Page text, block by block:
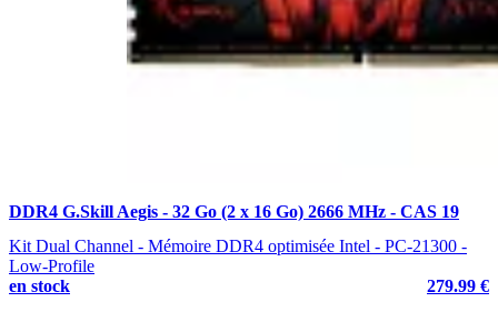
DDR4 G.Skill Aegis - 32 Go (2 x 16 Go) 2666 MHz - CAS 19
Kit Dual Channel - Mémoire DDR4 optimisée Intel - PC-21300 -
Low-Profile
en stock
279.99 €